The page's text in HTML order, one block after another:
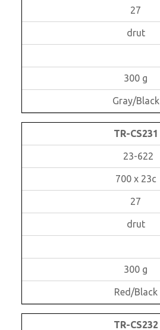
27
drut
300 g
Gray/Black
TR-CS231
23-622
700 x 23c
27
drut
300 g
Red/Black
TR-CS232